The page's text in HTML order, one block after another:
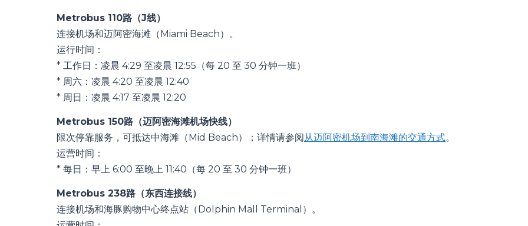
Metrobus 110路（J线）
连接机场和迈阿密海滩（Miami Beach）。
运行时间：
* 工作日：凌晨 4:29 至凌晨 12:55（每 20 至 30 分钟一班）
* 周六：凌晨 4:20 至凌晨 12:40
* 周日：凌晨 4:17 至凌晨 12:20
Metrobus 150路（迈阿密海滩机场快线）
限次停靠服务，可抵达中海滩（Mid Beach）；详情请参阅从迈阿密机场到南海滩的交通方式。
运营时间：
* 每日：早上 6:00 至晚上 11:40（每 20 至 30 分钟一班）
Metrobus 238路（东西连接线）
连接机场和海豚购物中心终点站（Dolphin Mall Terminal）。